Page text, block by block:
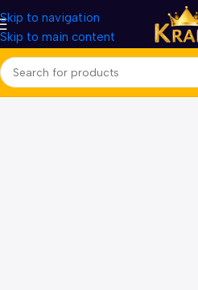
Skip to navigation
Skip to main content